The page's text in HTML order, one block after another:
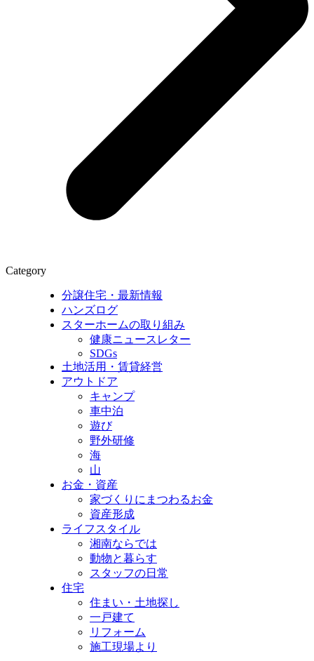
Category
分譲住宅・最新情報
ハンズログ
スターホームの取り組み
健康ニュースレター
SDGs
土地活用・賃貸経営
アウトドア
キャンプ
車中泊
遊び
野外研修
海
山
お金・資産
家づくりにまつわるお金
資産形成
ライフスタイル
湘南ならでは
動物と暮らす
スタッフの日常
住宅
住まい・土地探し
一戸建て
リフォーム
施工現場より